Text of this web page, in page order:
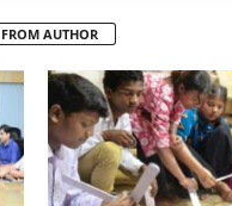
AUTHOR